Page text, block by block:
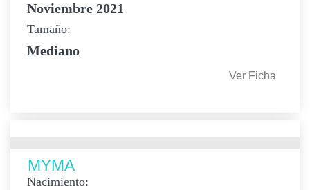
Noviembre 2021
Tamaño:
Mediano
Ver Ficha
MYMA
Nacimiento: